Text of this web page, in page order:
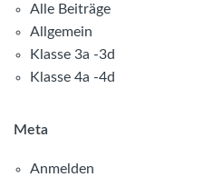
Alle Beiträge
Allgemein
Klasse 3a -3d
Klasse 4a -4d
Meta
Anmelden